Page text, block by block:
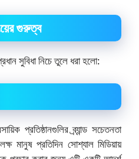
গুরুত্ব
সুবিধা নিচে তুলে ধরা হলো:
প্রতিষ্ঠানগুলির ব্র্যান্ড সচেতনতা
মানুষ প্রতিদিন সোশ্যাল মিডিয়ায়